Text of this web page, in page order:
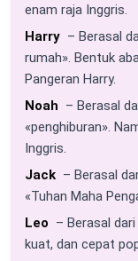
enam raja Inggris.
Harry – Berasal
rumah». Bentuk
Pangeran Harry.
Noah – Berasal
«penghiburan».
Inggris.
Jack – Berasal
«Tuhan Maha
Leo – Berasal
kuat, dan cepat